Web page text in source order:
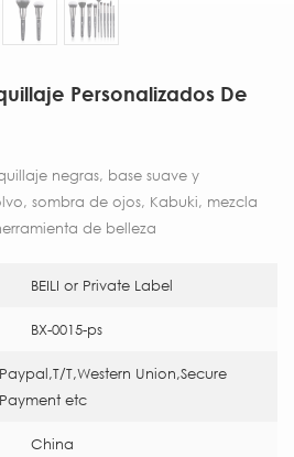
Personalizados De
negras, base suave y
sombra de ojos, Kabuki, mezcla
de belleza
BEILI or Private Label
BX-0015-ps
Paypal,T/T,Western Union,Secure
Payment etc
China